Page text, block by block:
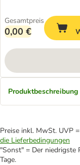
Gesamtpreis
0,00 €
Produktbeschreibung
Preise inkl. MwSt. UVP
die Lieferbedingungen
"Sonst" = Der niedrigste
Tage.